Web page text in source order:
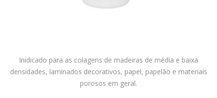
Inidicado para as colagens de madeiras de média e baixa
densidades, laminados decorativos, papel, papelão e materiais
porosos em geral.